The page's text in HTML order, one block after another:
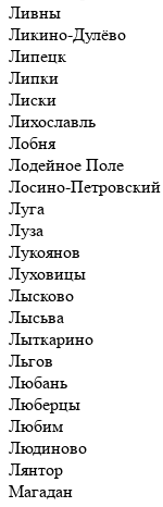
Ливны
Ликино-Дулёво
Липецк
Липки
Лиски
Лихославль
Лобня
Лодейное Поле
Лосино-Петровский
Луга
Луза
Лукоянов
Луховицы
Лысково
Лысьва
Лыткарино
Льгов
Любань
Люберцы
Любим
Людиново
Лянтор
Магадан